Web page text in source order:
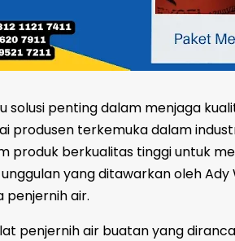
solusi penting dalam menjaga
produsen terkemuka dalam
produk berkualitas tinggi untuk
yang ditawarkan oleh
penjernih air.
penjernih air buatan yang